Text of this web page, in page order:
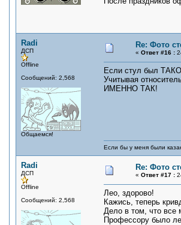
Radi
ДСП
Offline
Сообщений: 2,568
Общаемся!
Re: Фото
« Ответ #16 :
Если стул был
Учитывая
ИМЕННО ТАК!
Если бы у меня были
Radi
ДСП
Offline
Сообщений: 2,568
Re: Фото
« Ответ #17 :
Лео, здорово!
Кажись, теперь
Дело в том, что все
Профессору было